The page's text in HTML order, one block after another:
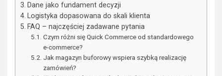
Dane jako fundament decyzji
Logistyka dopasowana do skali klienta
FAQ – najczęściej zadawane pytania
Czym różni się Quick Commerce od standardowego
e-commerce?
Jak magazyn buforowy wspiera szybką realizację
zamówień?